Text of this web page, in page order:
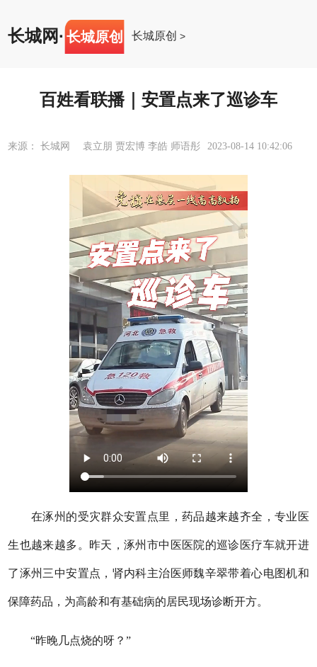
长城网· 长城原创 长城原创 >
百姓看联播｜安置点来了巡诊车
来源： 长城网 袁立朋 贾宏博 李皓 师语彤 2023-08-14 10:42:06
在涿州的受灾群众安置点里，药品越来越齐全，专业医
生也越来越多。昨天，涿州市中医医院的巡诊医疗车就开进
了涿州三中安置点，肾内科主治医师魏辛翠带着心电图机和
保障药品，为高龄和有基础病的居民现场诊断开方。
“昨晚几点烧的呀？”